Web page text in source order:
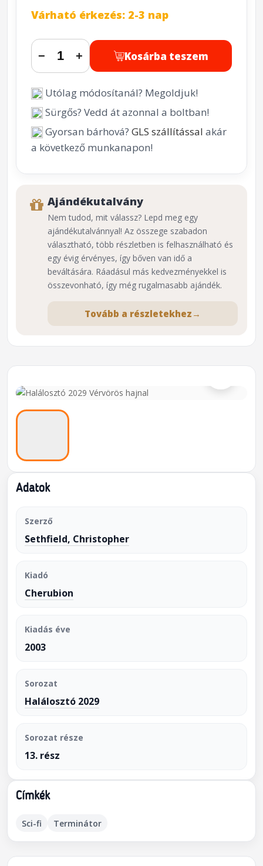
⌕
Adatok
Szerző
Sethfield, Christopher
Kiadó
Cherubion
Kiadás éve
2003
Sorozat
Halálosztó 2029
Sorozat része
13. rész
Címkék
Sci-fi Terminátor
Várható érkezés: 2-3 nap
− + Kosárba teszem
Utólag módosítanál? Megoldjuk!
Sürgős? Vedd át azonnal a boltban!
Gyorsan bárhová? GLS szállítással akár
a következő munkanapon!
Ajándékutalvány
Nem tudod, mit válassz? Lepd meg egy
ajándékutalvánnyal! Az összege szabadon
választható, több részletben is felhasználható és
egy évig érvényes, így bőven van idő a
beváltására. Ráadásul más kedvezményekkel is
összevonható, így még rugalmasabb ajándék.
Tovább a részletekhez →